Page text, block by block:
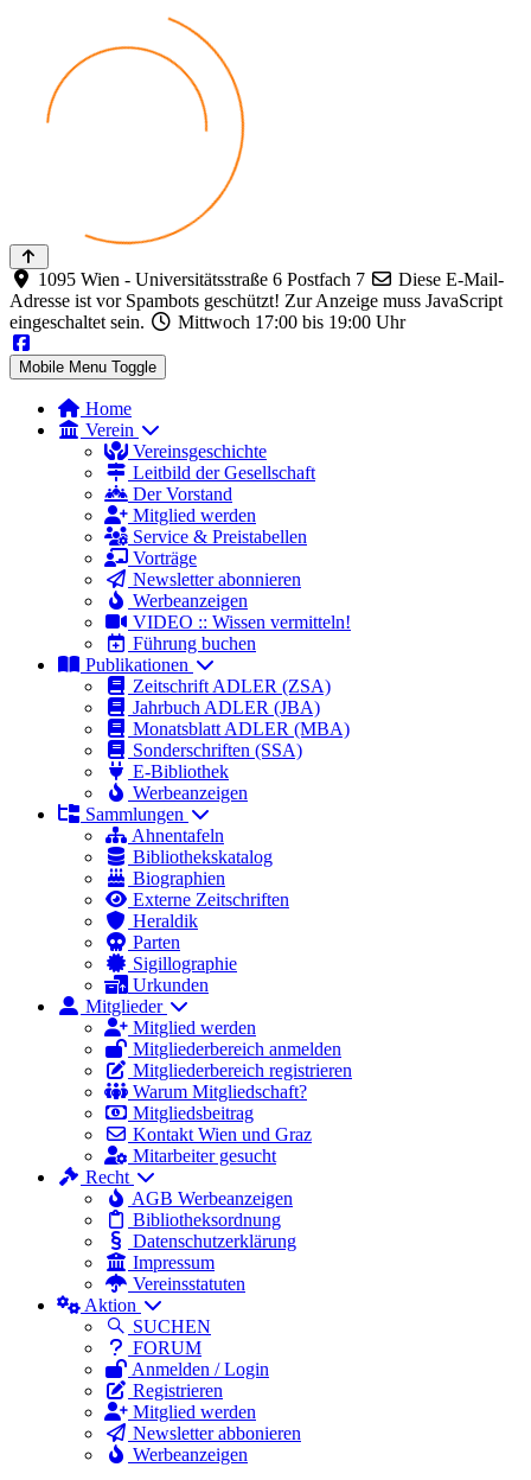
1095 Wien - Universitätsstraße 6 Postfach 7
Diese E-Mail-
Adresse ist vor Spambots geschützt! Zur Anzeige muss JavaScript
eingeschaltet sein.
Mittwoch 17:00 bis 19:00 Uhr
Mobile Menu Toggle
Home
Verein
Vereinsgeschichte
Leitbild der Gesellschaft
Der Vorstand
Mitglied werden
Service & Preistabellen
Vorträge
Newsletter abonnieren
Werbeanzeigen
VIDEO :: Wissen vermitteln!
Führung buchen
Publikationen
Zeitschrift ADLER (ZSA)
Jahrbuch ADLER (JBA)
Monatsblatt ADLER (MBA)
Sonderschriften (SSA)
E-Bibliothek
Werbeanzeigen
Sammlungen
Ahnentafeln
Bibliothekskatalog
Biographien
Externe Zeitschriften
Heraldik
Parten
Sigillographie
Urkunden
Mitglieder
Mitglied werden
Mitgliederbereich anmelden
Mitgliederbereich registrieren
Warum Mitgliedschaft?
Mitgliedsbeitrag
Kontakt Wien und Graz
Mitarbeiter gesucht
Recht
AGB Werbeanzeigen
Bibliotheksordnung
Datenschutzerklärung
Impressum
Vereinsstatuten
Aktion
SUCHEN
FORUM
Anmelden / Login
Registrieren
Mitglied werden
Newsletter abbonieren
Werbeanzeigen